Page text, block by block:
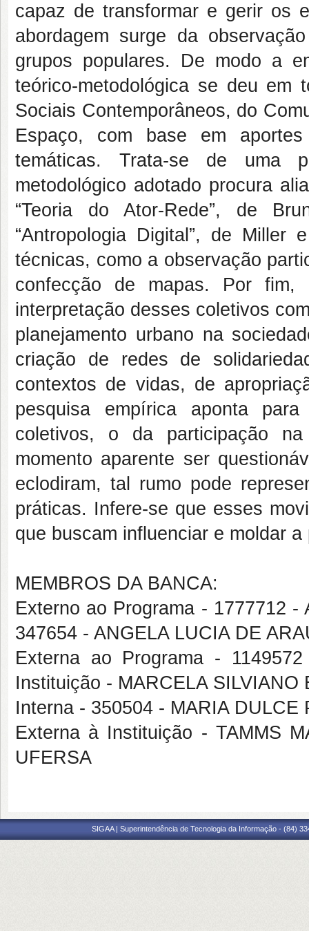
capaz de transformar e gerir os
abordagem surge da
grupos populares. De modo a
teórico-metodológica se deu em
Sociais Contemporâneos, do
Espaço, com base em
temáticas. Trata-se de uma
metodológico adotado procura
“Teoria do Ator-Rede”, de
“Antropologia Digital”, de Miller
técnicas, como a observação
confecção de mapas. Por fim,
interpretação desses coletivos
planejamento urbano na
criação de redes de
contextos de vidas, de
pesquisa empírica aponta
coletivos, o da participação
momento aparente ser
eclodiram, tal rumo pode
práticas. Infere-se que esses
que buscam influenciar e moldar
MEMBROS DA BANCA:
Externo ao Programa - 1777712
347654 - ANGELA LUCIA DE
Externa ao Programa -
Instituição - MARCELA
Interna - 350504 - MARIA
Externa à Instituição - TAMMS
UFERSA
SIGAA | Superintendência de Tecnologia da Informação - (84)